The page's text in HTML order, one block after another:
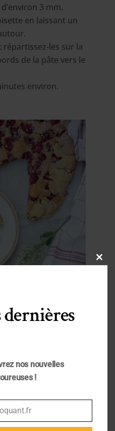
3 mm.
en laissant un
répartissez-les sur la
de la pâte vers le
environ.
Close
dernières
nos nouvelles
!